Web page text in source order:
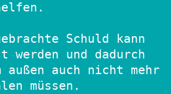
Schuld kann
werden und dadurch
außen auch nicht mehr
müssen.